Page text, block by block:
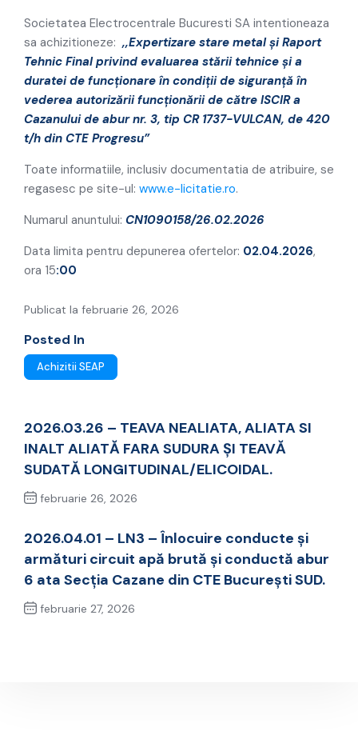
Societatea Electrocentrale Bucuresti SA intentioneaza
sa achizitioneze: ,,Expertizare stare metal și Raport
Tehnic Final privind evaluarea stării tehnice și a
duratei de funcționare în condiții de siguranță în
vederea autorizării funcționării de către ISCIR a
Cazanului de abur nr. 3, tip CR 1737-VULCAN, de 420
t/h din CTE Progresu”
Toate informatiile, inclusiv documentatia de atribuire, se
regasesc pe site-ul: www.e-licitatie.ro.
Numarul anuntului: CN1090158/26.02.2026
Data limita pentru depunerea ofertelor: 02.04.2026,
ora 15:00
Publicat la februarie 26, 2026
Posted In
Achizitii SEAP
2026.03.26 – TEAVA NEALIATA, ALIATA SI
INALT ALIATĂ FARA SUDURA ȘI TEAVĂ
SUDATĂ LONGITUDINAL/ELICOIDAL.
februarie 26, 2026
2026.04.01 – LN3 – Înlocuire conducte și
armături circuit apă brută și conductă abur
6 ata Secția Cazane din CTE București SUD.
februarie 27, 2026